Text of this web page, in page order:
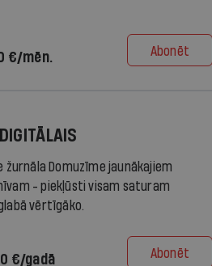
€/mēn. Abonēt
žurnāla Domuzīme jaunākajiem
- piekļūsti visam saturam
vērtīgāko.
€/gadā Abonēt